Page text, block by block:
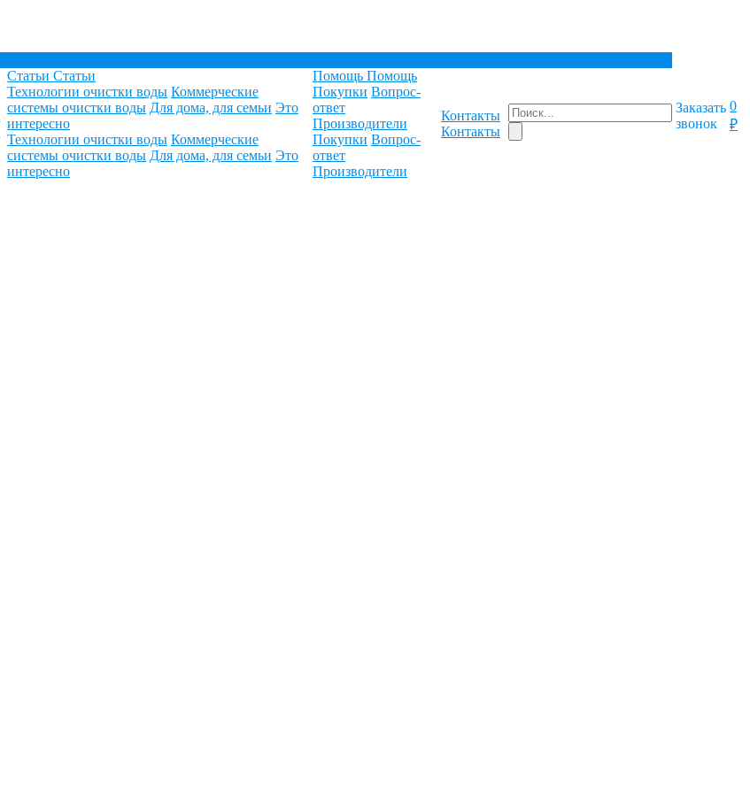
Статьи Статьи
Технологии очистки воды Коммерческие
системы очистки воды Для дома, для семьи Это
интересно
Технологии очистки воды Коммерческие
системы очистки воды Для дома, для семьи Это
интересно
Помощь Помощь
Покупки Вопрос-
ответ
Производители
Покупки Вопрос-
ответ
Производители
Контакты
Контакты
Заказать
звонок
0
₽